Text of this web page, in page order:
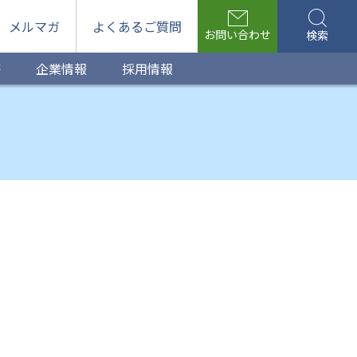
メルマガ よくあるご質問 お問い合わせ 検索
企業情報 採用情報